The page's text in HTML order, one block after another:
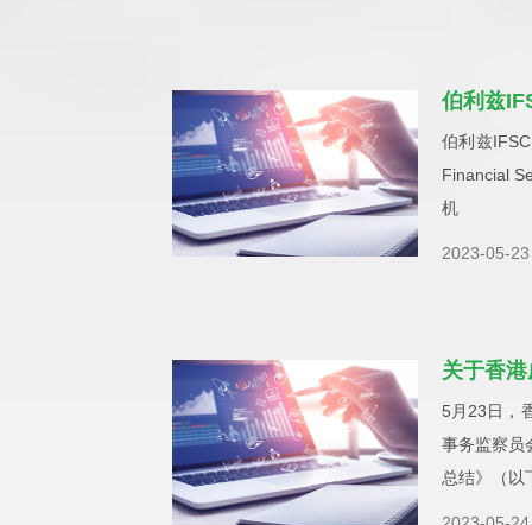
伯利兹
伯利兹
Financial
机
2023-05-23
关于香
5月23日，
事务监察员
总结》（以